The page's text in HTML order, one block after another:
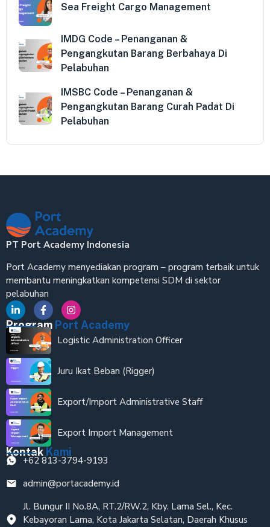
Sea Freight Cargo Management
IMDG Code – Penanganan &
Pengangkutan Barang Berbahaya Di
Pelabuhan
IMSBC Code – Penanganan &
Pengangkutan Barang Curah Padat Di
Pelabuhan
PT Port Academy Indonesia
Port Academy menyediakan program – program terbaik untuk
membantu meningkatkan kompetensi SDM di sektor
pelabuhan
Program Port Academy
Logistic Administration Officer
Juru Ikat Beban (Rigger)
Export/Import Administrative Staff
Export Import Management
Kontak Kami
+62 813-3794-9193
admin@portacademy.id
Jl. Bungur II No.8A, RT.2/RW.2, Kby. Lama Sel., Kec.
Kebayoran Lama, Kota Jakarta Selatan, Daerah Khusus